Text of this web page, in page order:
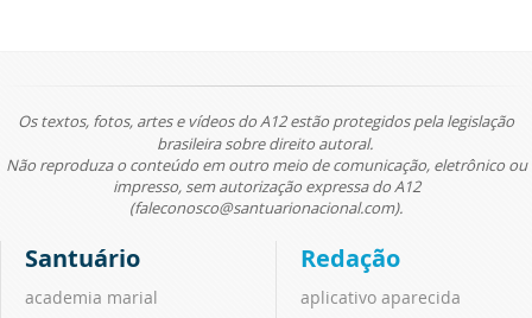
Os textos, fotos, artes e vídeos do A12 estão protegidos pela legislação
brasileira sobre direito autoral.
Não reproduza o conteúdo em outro meio de comunicação, eletrônico ou
impresso, sem autorização expressa do A12
(faleconosco@santuarionacional.com).
Santuário
academia marial
Redação
aplicativo aparecida